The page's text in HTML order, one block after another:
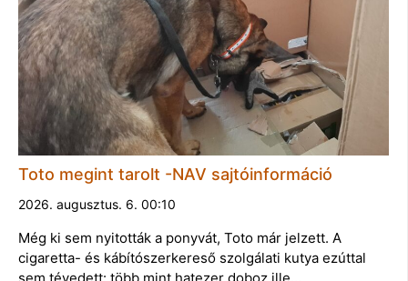
Toto megint tarolt -NAV sajtóinformáció
2026. augusztus. 6. 00:10
Még ki sem nyitották a ponyvát, Toto már jelzett. A
cigaretta- és kábítószerkereső szolgálati kutya ezúttal
sem tévedett: több mint hatezer doboz ille…